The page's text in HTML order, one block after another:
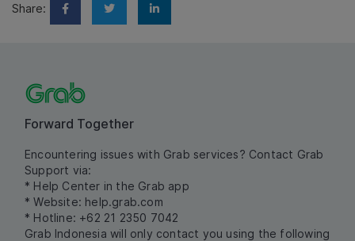
Share:
Forward Together
Encountering issues with Grab services? Contact Grab
Support via:
* Help Center in the Grab app
* Website: help.grab.com
* Hotline: +62 21 2350 7042
Grab Indonesia will only contact you using the following